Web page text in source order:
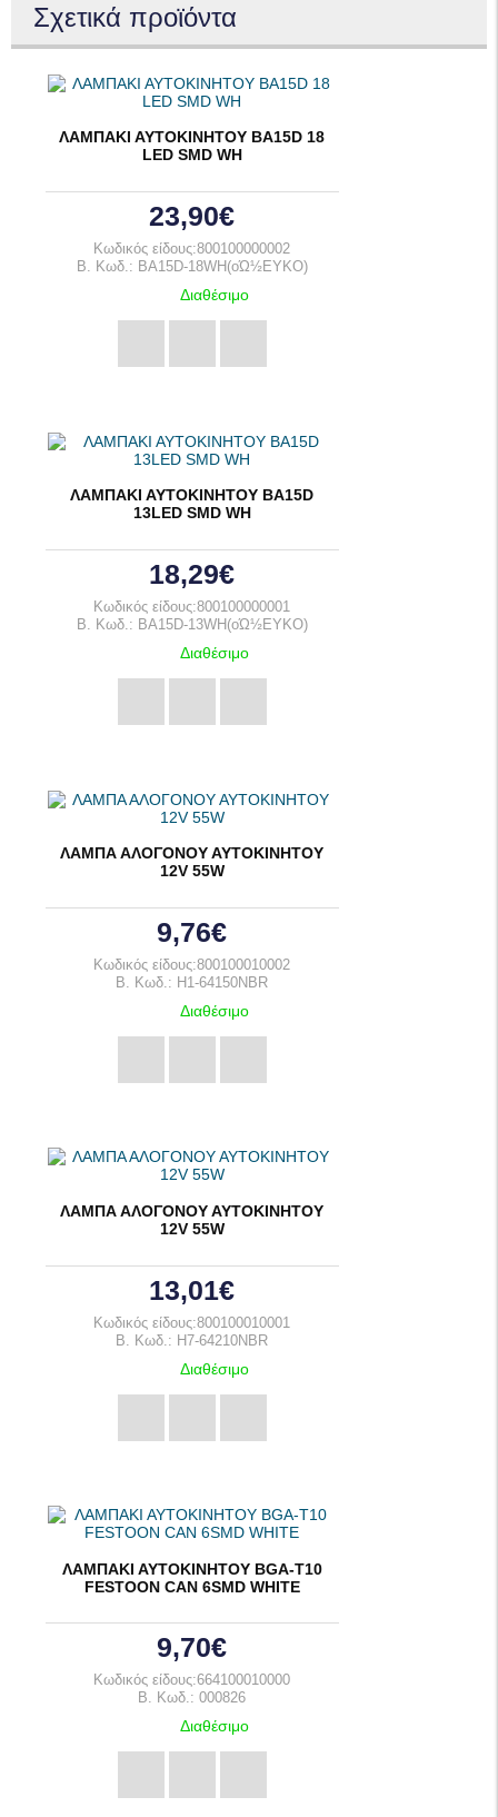
Σχετικά προϊόντα
ΛΑΜΠΑΚΙ ΑΥΤΟΚΙΝΗΤΟΥ BA15D 18
LED SMD WH
23,90€
Κωδικός είδους:800100000002
B. Κωδ.: BA15D-18WH(οΏ½EYKO)
Διαθέσιμο
ΛΑΜΠΑΚΙ ΑΥΤΟΚΙΝΗΤΟΥ BA15D
13LED SMD WH
18,29€
Κωδικός είδους:800100000001
B. Κωδ.: BA15D-13WH(οΏ½EYKO)
Διαθέσιμο
ΛΑΜΠΑ ΑΛΟΓΟΝΟΥ ΑΥΤΟΚΙΝΗΤΟΥ
12V 55W
9,76€
Κωδικός είδους:800100010002
B. Κωδ.: H1-64150NBR
Διαθέσιμο
ΛΑΜΠΑ ΑΛΟΓΟΝΟΥ ΑΥΤΟΚΙΝΗΤΟΥ
12V 55W
13,01€
Κωδικός είδους:800100010001
B. Κωδ.: H7-64210NBR
Διαθέσιμο
ΛΑΜΠΑΚΙ ΑΥΤΟΚΙΝΗΤΟΥ BGA-T10
FESTOON CAN 6SMD WHITE
9,70€
Κωδικός είδους:664100010000
B. Κωδ.: 000826
Διαθέσιμο